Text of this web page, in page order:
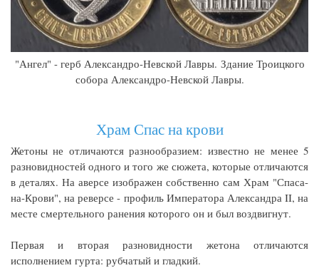
"Ангел" - герб Александро-Невской Лавры. Здание Троицкого
собора Александро-Невской Лавры.
Храм Спас на крови
Жетоны не отличаются разнообразием: известно не менее 5
разновидностей одного и того же сюжета, которые отличаются
в деталях. На аверсе изображен собственно сам Храм "Спаса-
на-Крови", на реверсе - профиль Императора Александра II, на
месте смертельного ранения которого он и был воздвигнут.
Первая и вторая разновидности жетона отличаются
исполнением гурта: рубчатый и гладкий.